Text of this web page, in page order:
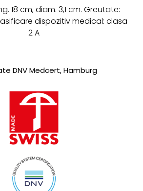
18 cm, diam. 3,1 cm. Greutate:
dispozitiv medical: clasa
2 A
DNV Medcert, Hamburg